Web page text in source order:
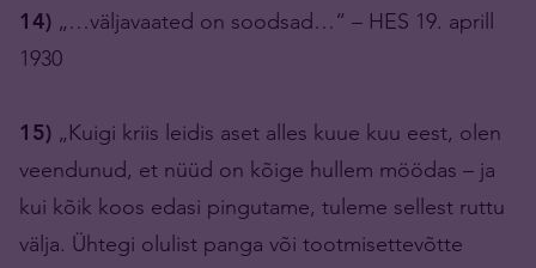
14) „…väljavaated on soodsad…“ – HES 19. aprill
1930
15) „Kuigi kriis leidis aset alles kuue kuu eest, olen
veendunud, et nüüd on kõige hullem möödas – ja
kui kõik koos edasi pingutame, tuleme sellest ruttu
välja. Ühtegi olulist panga või tootmisettevõtte